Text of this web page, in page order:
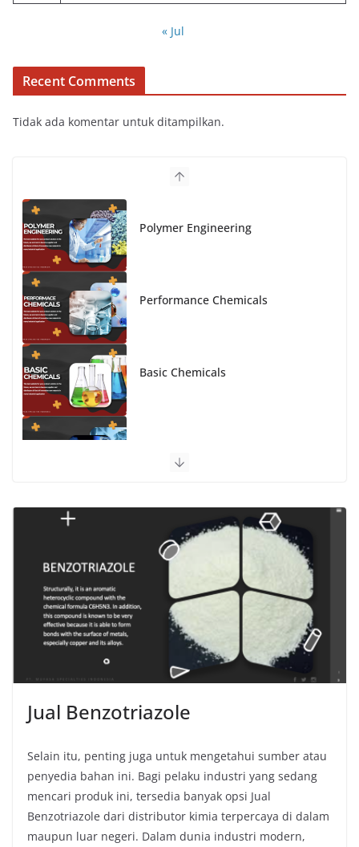
« Jul
Recent Comments
Tidak ada komentar untuk ditampilkan.
Polymer Engineering
Performance Chemicals
Basic Chemicals
Jual Benzotriazole
Selain itu, penting juga untuk mengetahui sumber atau
penyedia bahan ini. Bagi pelaku industri yang sedang
mencari produk ini, tersedia banyak opsi Jual
Benzotriazole dari distributor kimia terpercaya di dalam
maupun luar negeri. Dalam dunia industri modern,